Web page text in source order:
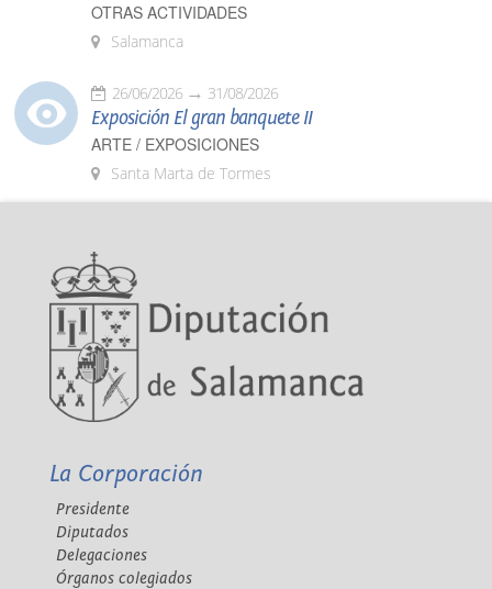
OTRAS ACTIVIDADES
Salamanca
26/06/2026 31/08/2026
Exposición El gran banquete II
ARTE / EXPOSICIONES
Santa Marta de Tormes
La Corporación
Presidente
Diputados
Delegaciones
Órganos colegiados